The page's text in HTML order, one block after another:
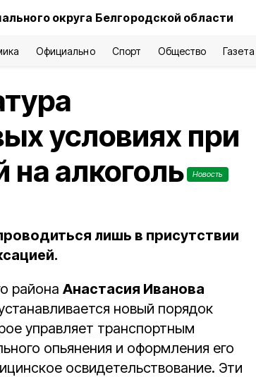
округа Белгородской области
Официально Спорт Общество Газета
условиях при
на алкоголь
Новость
лишь в присутствии
района Анастасия Иванова
новый порядок
управляет транспортным
опьянения и оформления его
освидетельствование. Эти